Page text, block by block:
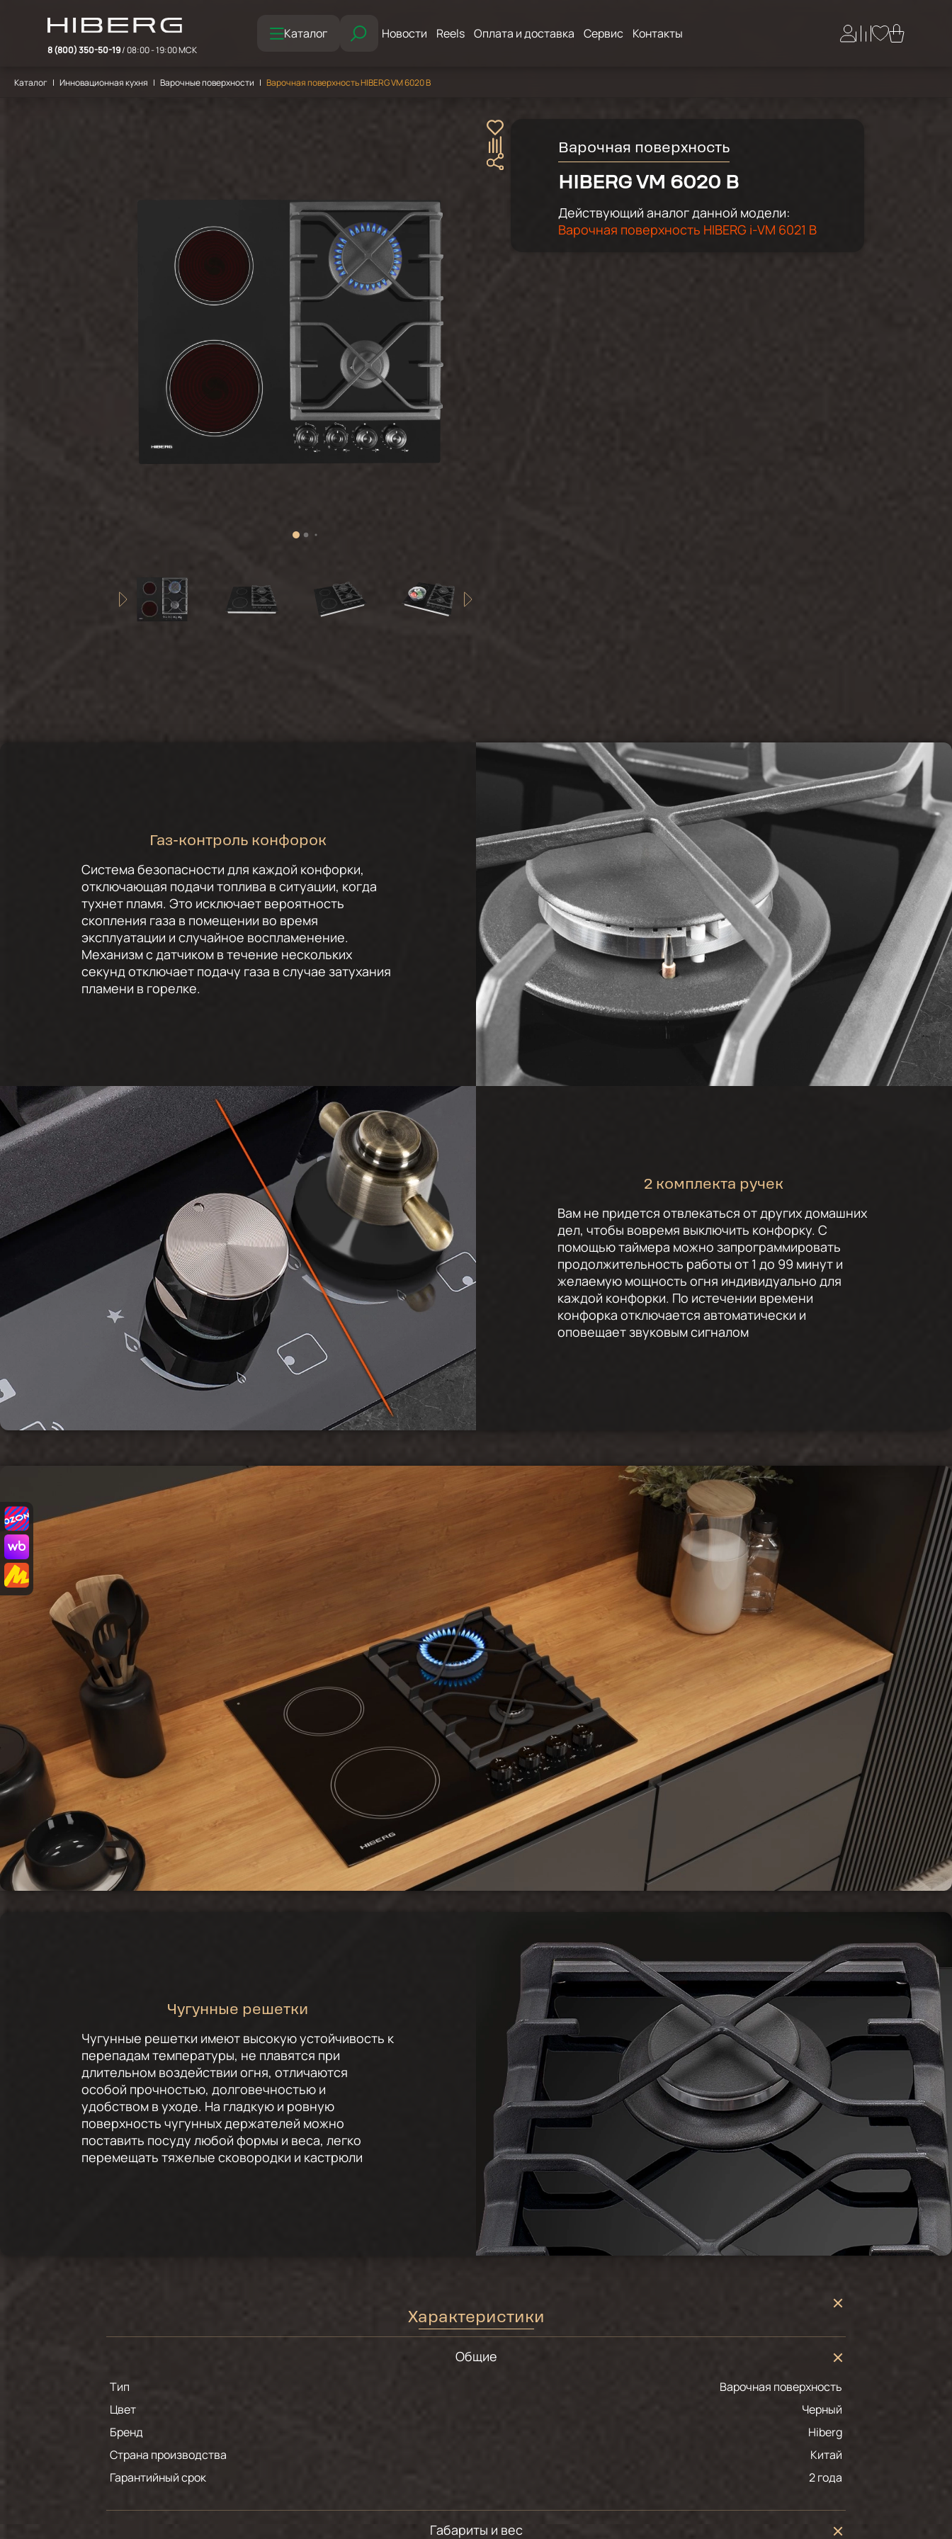
8 (800) 350-50-19/ 08:00 - 19:00 МСК
Каталог Новости Reels Оплата и доставка Сервис Контакты
Каталог Инновационная кухня Варочные поверхности Варочная поверхность HIBERG VM 6020 B
Варочная поверхность
HIBERG VM 6020 B
Действующий аналог данной модели:
Варочная поверхность HIBERG i-VM 6021 B
Газ-контроль конфорок
Система безопасности для каждой конфорки,
отключающая подачи топлива в ситуации, когда
тухнет пламя. Это исключает вероятность
скопления газа в помещении во время
эксплуатации и случайное воспламенение.
Механизм с датчиком в течение нескольких
секунд отключает подачу газа в случае затухания
пламени в горелке.
2 комплекта ручек
Вам не придется отвлекаться от других домашних
дел, чтобы вовремя выключить конфорку. С
помощью таймера можно запрограммировать
продолжительность работы от 1 до 99 минут и
желаемую мощность огня индивидуально для
каждой конфорки. По истечении времени
конфорка отключается автоматически и
оповещает звуковым сигналом
Чугунные решетки
Чугунные решетки имеют высокую устойчивость к
перепадам температуры, не плавятся при
длительном воздействии огня, отличаются
особой прочностью, долговечностью и
удобством в уходе. На гладкую и ровную
поверхность чугунных держателей можно
поставить посуду любой формы и веса, легко
перемещать тяжелые сковородки и кастрюли
Характеристики
Общие
Тип
Варочная поверхность
Цвет
черный
Бренд
Hiberg
Страна производства
Китай
Гарантийный срок
2 года
Габариты и вес